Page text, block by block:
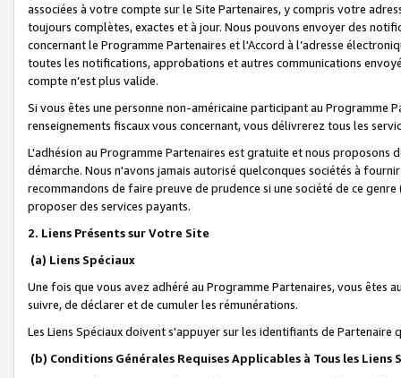
associées à votre compte sur le Site Partenaires, y compris votre
toujours complètes, exactes et à jour. Nous pouvons envoyer des
concernant le Programme Partenaires et l'Accord à l’adresse
toutes les notifications, approbations et autres communications
compte n’est plus valide.
Si vous êtes une personne non-américaine participant au
renseignements fiscaux vous concernant, vous délivrerez tous les
L'adhésion au Programme Partenaires est gratuite et nous proposons
démarche. Nous n'avons jamais autorisé quelconques sociétés à
recommandons de faire preuve de prudence si une société de ce
proposer des services payants.
2. Liens Présents sur Votre Site
(a) Liens Spéciaux
Une fois que vous avez adhéré au Programme Partenaires, vous êtes
suivre, de déclarer et de cumuler les rémunérations.
Les Liens Spéciaux doivent s'appuyer sur les identifiants de Partenaire
(b) Conditions Générales Requises Applicables à Tous les Liens